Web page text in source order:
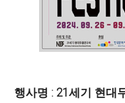
행사명 : 21세기 현대